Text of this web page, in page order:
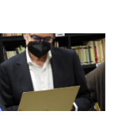
(1934-1939)